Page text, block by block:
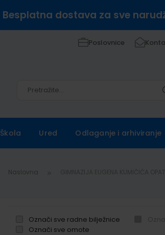
Besplatna dostava za sve
Poslovnice
Škola Ured Odlaganje i arhiviranje
Naslovna
Označi sve radne bilježnice
Označi sve omote